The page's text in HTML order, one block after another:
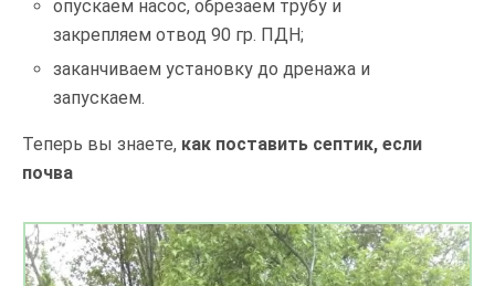
опускаем насос, обрезаем трубу и
закрепляем отвод 90 гр. ПДН;
заканчиваем установку до дренажа и
запускаем.
Теперь вы знаете, как поставить септик, если
почва